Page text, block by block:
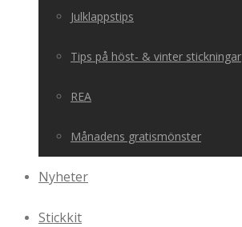
Julklappstips
Tips på höst- & vinter stickningar
REA
Månadens gratismönster
Nyheter
Stickkit